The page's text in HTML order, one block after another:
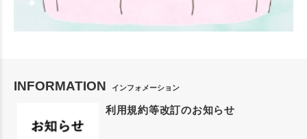
INFORMATION インフォメーション
利用規約等改訂のお知らせ